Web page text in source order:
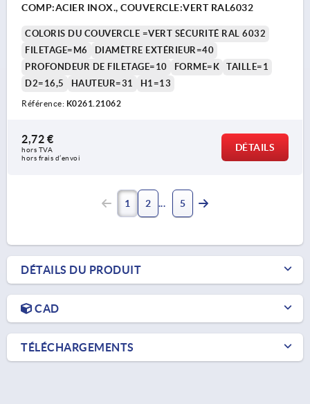
COMP:ACIER INOX., COUVERCLE:VERT RAL6032
COLORIS DU COUVERCLE =VERT SÉCURITÉ RAL 6032
FILETAGE=M6
DIAMÈTRE EXTÉRIEUR=40
PROFONDEUR DE FILETAGE=10
FORME=K
TAILLE=1
D2=16,5
HAUTEUR=31 H1=13
Référence: K0261.21062
2,72 €
hors TVA
hors frais d’envoi
DÉTAILS
1 2 5
DÉTAILS DU PRODUIT
CAD
TÉLÉCHARGEMENTS